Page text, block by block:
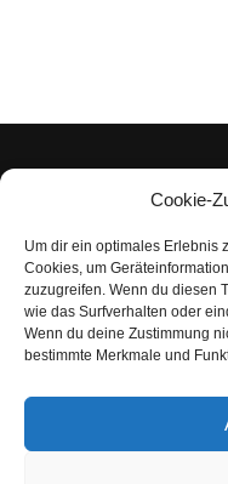
Cookie-
Um dir ein optimales Erlebnis
Cookies, um
zuzugreifen. Wenn du diesen
wie das Surfverhalten oder
Wenn du deine Zustimmung
bestimmte Merkmale und
Impressum
Datenschutzerklärung
Nutzungsbedingungen |